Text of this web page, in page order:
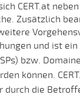
CERT.at
Zusätzlich
und ist
bzw.
können.
die